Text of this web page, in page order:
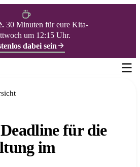
30 Minuten für eure Kita-
um 12:15 Uhr.
dabei sein
für die
im